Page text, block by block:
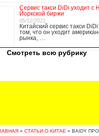
Сервис такси DiDi уходит с
Йоркской биржи
05/12/2021
Китайский сервис такси
том, что он уходит
рынка, …
Смотреть всю рубрику
» СТАТЬИ О КИТАЕ » BAIDY